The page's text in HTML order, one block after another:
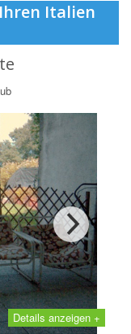
Italien
Details anzeigen +